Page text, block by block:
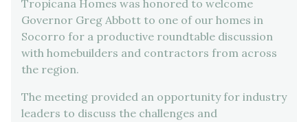
Tropicana Homes was honored to welcome
Governor Greg Abbott to one of our homes in
Socorro for a productive roundtable discussion
with homebuilders and contractors from across
the region.
The meeting provided an opportunity for industry
leaders to discuss the challenges and